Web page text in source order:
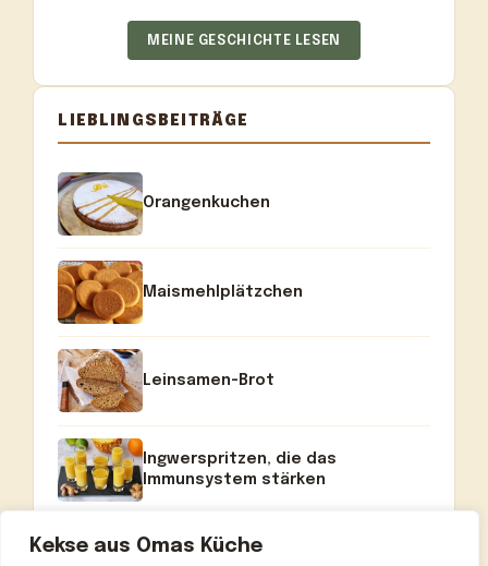
Kekse aus Omas Küche
MEINE GESCHICHTE LESEN
LIEBLINGSBEITRÄGE
Orangenkuchen
Maismehlplätzchen
Leinsamen-Brot
Ingwerspritzen, die das
Immunsystem stärken